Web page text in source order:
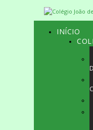
INÍCIO